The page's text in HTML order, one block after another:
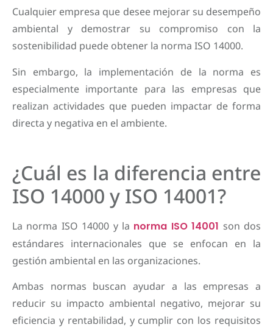
Cualquier empresa que desee mejorar su desempeño
ambiental y demostrar su compromiso con la
sostenibilidad puede obtener la norma ISO 14000.
Sin embargo, la implementación de la norma es
especialmente importante para las empresas que
realizan actividades que pueden impactar de forma
directa y negativa en el ambiente.
¿Cuál es la diferencia entre
ISO 14000 y ISO 14001?
La norma ISO 14000 y la norma ISO 14001 son dos
estándares internacionales que se enfocan en la
gestión ambiental en las organizaciones.
Ambas normas buscan ayudar a las empresas a
reducir su impacto ambiental negativo, mejorar su
eficiencia y rentabilidad, y cumplir con los requisitos